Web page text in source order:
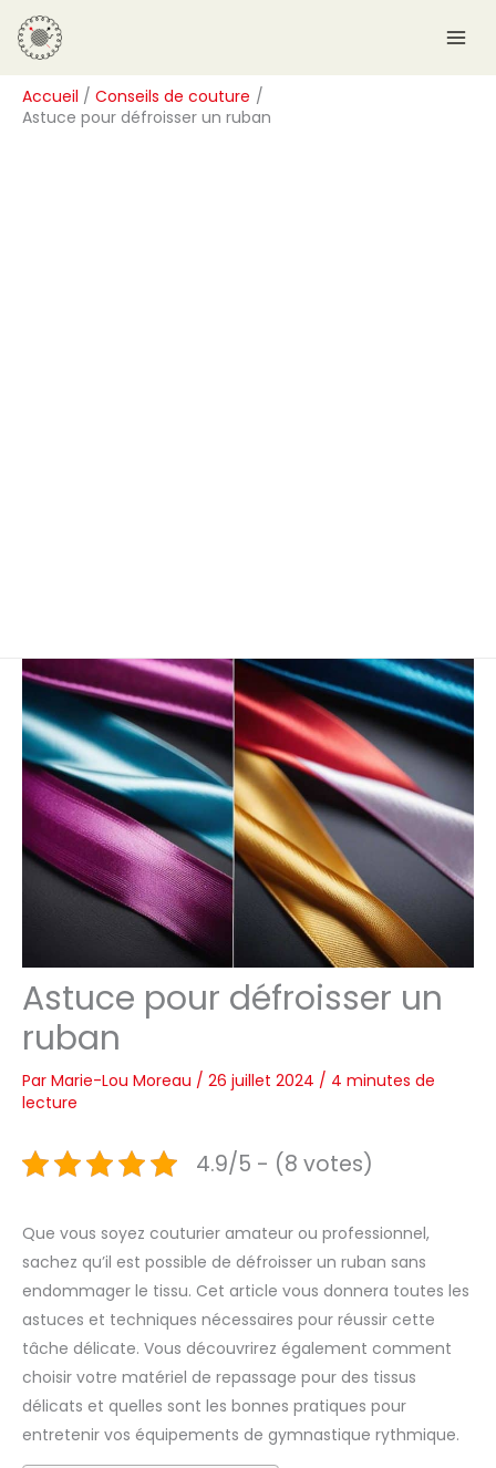
Aller
au
contenu
Accueil
Conseils de couture
Astuce pour défroisser un ruban
Astuce pour défroisser un
ruban
Par Marie-Lou Moreau / 26 juillet 2024 / 4 minutes de
lecture
4.9/5 - (8 votes)
Que vous soyez couturier amateur ou professionnel,
sachez qu’il est possible de défroisser un ruban sans
endommager le tissu. Cet article vous donnera toutes les
astuces et techniques nécessaires pour réussir cette
tâche délicate. Vous découvrirez également comment
choisir votre matériel de repassage pour des tissus
délicats et quelles sont les bonnes pratiques pour
entretenir vos équipements de gymnastique rythmique.
R
e
c
h